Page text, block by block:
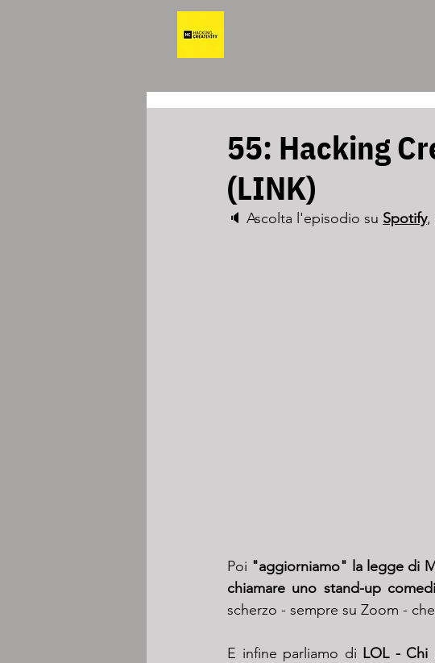
55: Hacking
(LINK)
🔈 Ascolta l'episodio su Spotify,
Poi "aggiorniamo" la legge di
chiamare uno stand-up
scherzo - sempre su Zoom -
E infine parliamo di LOL - Chi